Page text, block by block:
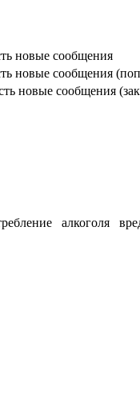
новые сообщения
новые сообщения
новые сообщения
алкоголя